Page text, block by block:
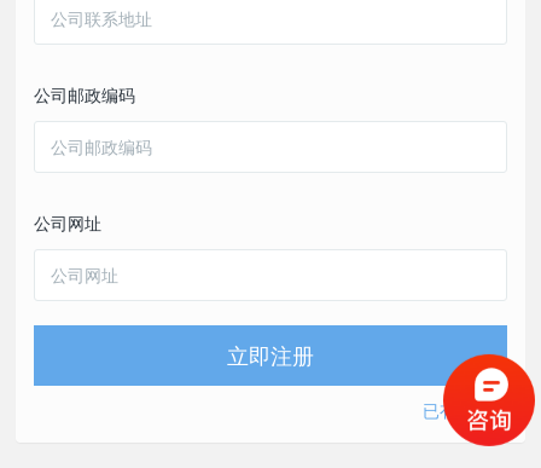
公司邮政编码
公司网址
立即注册
已有账号？